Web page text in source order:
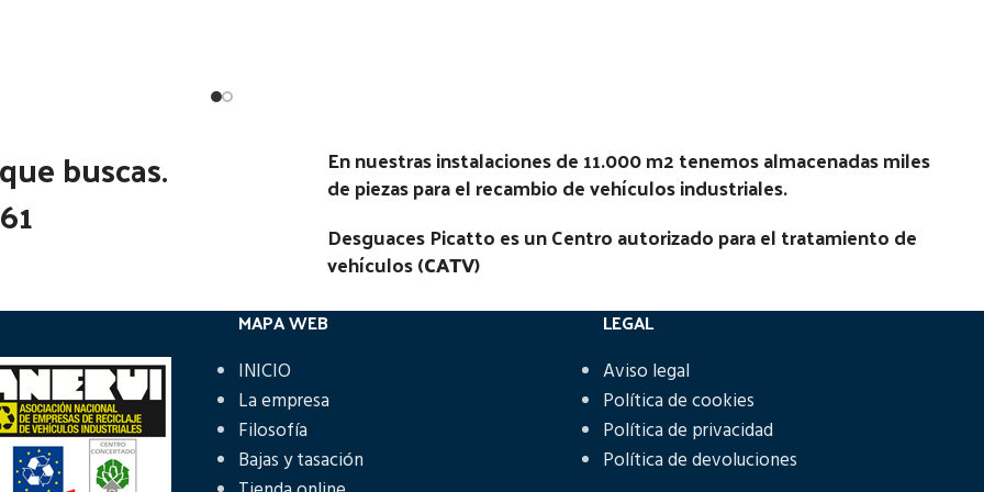
| 01.86 - 12.95
Pieza:
PEUG | 01.86 - 12.95
Código Pieza:47063
Código Pieza:
buscas. En nuestras instalaciones de 11.000 m2 tenemos almacenadas miles
de piezas para el recambio de vehículos industriales.
Desguaces Picatto es un Centro autorizado para el tratamiento de
vehículos (CATV)
MAPA WEB
INICIO
La empresa
Filosofía
Bajas y tasación
LEGAL
Aviso legal
Política de cookies
Política de privacidad
Política de devoluciones